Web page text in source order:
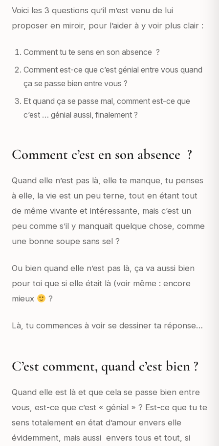
Voici les 3 questions qu’il m’est venu de lui
proposer en miroir, pour l’aider à y voir plus clair :
Comment tu te sens en son absence ?
Comment est-ce que c’est génial entre vous quand
ça se passe bien entre vous ?
Et quand ça se passe mal, comment est-ce que
c’est … génial aussi, finalement ?
Comment c’est en son absence ?
Quand elle n’est pas là, elle te manque, tu penses
à elle, la vie est un peu terne, tout en étant tout
de même vivante et intéressante, mais c’est un
peu comme s’il y manquait quelque chose, comme
une bonne soupe sans sel ?
Ou bien quand elle n’est pas là, ça va aussi bien
pour toi que si elle était là (voir même : encore
mieux
?
Là, tu commences à voir se dessiner ta réponse…
C’est comment, quand c’est bien ?
Quand elle est là et que cela se passe bien entre
vous, est-ce que c’est « génial » ? Est-ce que tu te
sens totalement en état d’amour envers elle
évidemment, mais aussi envers tous et tout, si